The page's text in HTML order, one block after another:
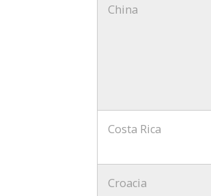
China
Costa Rica
Croacia